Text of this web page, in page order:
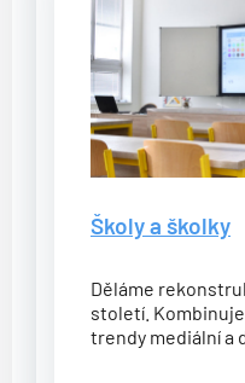
Školy a školky
Děláme
století.
trendy mediální a